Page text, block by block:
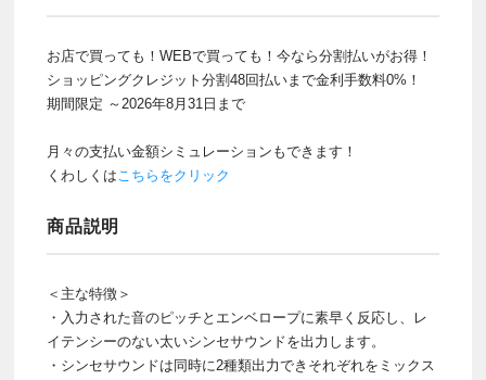
お店で買っても！WEBで買っても！今なら分割払いがお得！
ショッピングクレジット分割48回払いまで金利手数料0%！
期間限定 ～2026年8月31日まで
月々の支払い金額シミュレーションもできます！
くわしくはこちらをクリック
商品説明
＜主な特徴＞
・入力された音のピッチとエンベロープに素早く反応し、レ
イテンシーのない太いシンセサウンドを出力します。
・シンセサウンドは同時に2種類出力できそれぞれをミックス